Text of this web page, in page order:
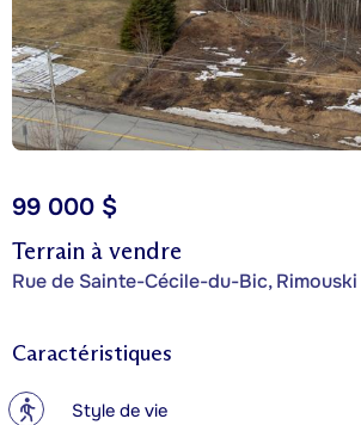
Terrain à vendre
Rue de Sainte-Cécile-du-Bic, Rimouski
99 000 $
Caractéristiques
? Style de vie